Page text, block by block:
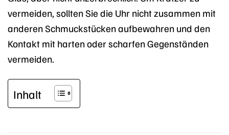
vermeiden, sollten Sie die Uhr nicht zusammen mit
anderen Schmuckstücken aufbewahren und den
Kontakt mit harten oder scharfen Gegenständen
vermeiden.
Inhalt